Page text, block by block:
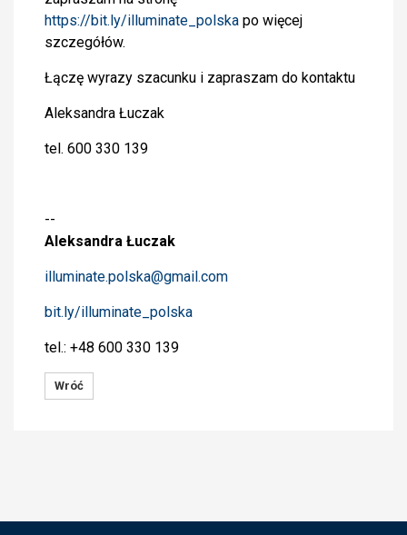
https://bit.ly/illuminate_polska po więcej
szczegółów.
Łączę wyrazy szacunku i zapraszam do kontaktu
Aleksandra Łuczak
tel. 600 330 139
--
Aleksandra Łuczak
illuminate.polska@gmail.com
bit.ly/illuminate_polska
tel.: +48 600 330 139
Wróć